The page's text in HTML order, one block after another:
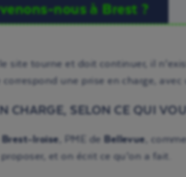
nous à Brest ?
site tourne et doit continuer, il
une prise en charge,
CHARGE, SELON CE QUI
Brest-Iroise , PME de Bellevue ,
et on écrit ce qu’on a fait.